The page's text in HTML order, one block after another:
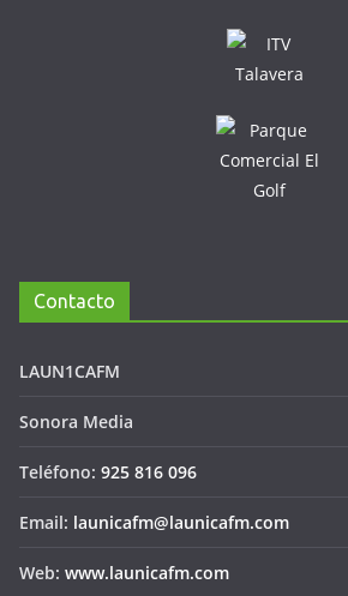
Contacto
LAUN1CAFM
Sonora Media
Teléfono: 925 816 096
Email: launicafm@launicafm.com
Web: www.launicafm.com